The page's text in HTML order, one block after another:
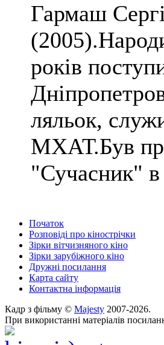
Гармаш
років
ляльок,
МХАТ.Був
"Сучасник" в
Початок
Розповіді про кінострічки
Зірки вітчизняного кіно
Зірки зарубіжного кіно
Дружні посилання
Карта сайту
Контактна інформація
Кадр з фільму © Majesty 2007-2026.
При використанні матеріалів